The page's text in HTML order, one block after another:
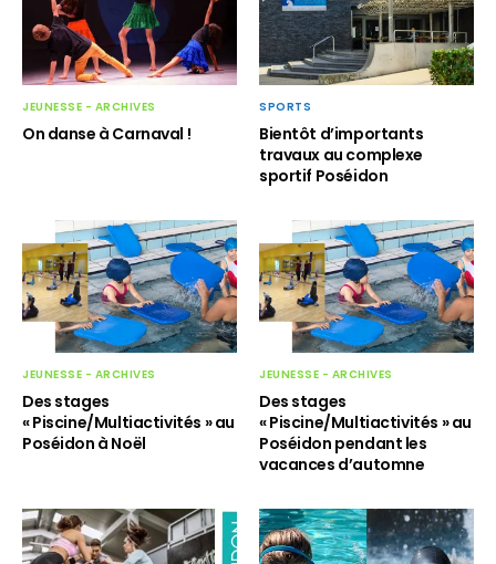
JEUNESSE - ARCHIVES
On danse à Carnaval !
SPORTS
Bientôt d’importants
travaux au complexe
sportif Poséidon
JEUNESSE - ARCHIVES
Des stages
« Piscine/Multiactivités » au
Poséidon à Noël
JEUNESSE - ARCHIVES
Des stages
« Piscine/Multiactivités » au
Poséidon pendant les
vacances d’automne